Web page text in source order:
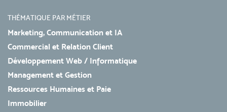
THÉMATIQUE PAR MÉTIER
Marketing, Communication et IA
Commercial et Relation Client
Développement Web / Informatique
Management et Gestion
Ressources Humaines et Paie
Immobilier